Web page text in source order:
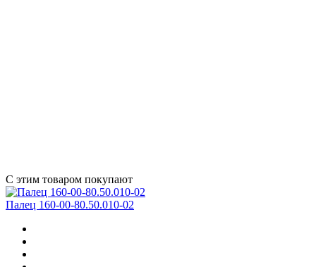
С этим товаром покупают
Палец 160-00-80.50.010-02